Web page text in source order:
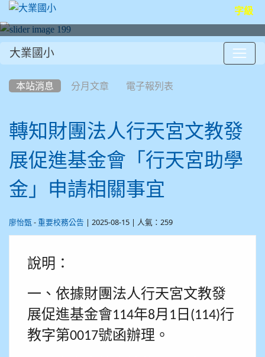
字級
大業國小
本站消息 分月文章 電子報列表
轉知財團法人行天宮文教發
展促進基金會「行天宮助學
金」申請相關事宜
廖怡甄 - 重要校務公告 | 2025-08-15 | 人氣：259
說明：
一、依據財團法人行天宮文教發
展促進基金會114年8月 1 日 (114)行
教字第0017號函辦理。